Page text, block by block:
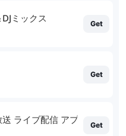
＆DJミックス Get
Get
放送 ライブ配信 アプリ Get